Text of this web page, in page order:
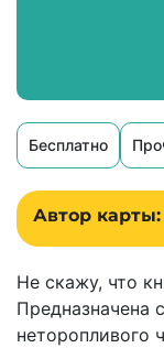
Бесплатно
Автор
Не скажу, что
Предназначена
неторопливого